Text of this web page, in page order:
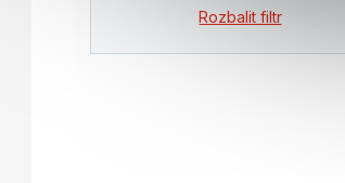
Rozbalit filtr